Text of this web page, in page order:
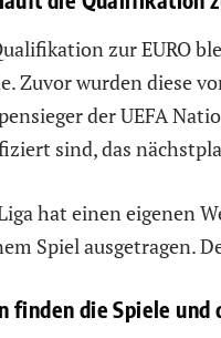
zur EURO
Zuvor wurden diese
der UEFA
sind, das
hat einen eigenen
Spiel ausgetragen.
finden die Spiele und